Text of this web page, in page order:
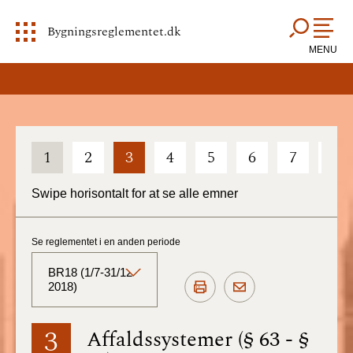
Bygningsreglementet.dk
MENU
1 2 3 4 5 6 7
Swipe horisontalt for at se alle emner
3 Affaldssystemer (§ 63 - §
Se reglementet i en anden periode
BR18 (1/7-31/12
2018)
BR18 (Aktuelt)